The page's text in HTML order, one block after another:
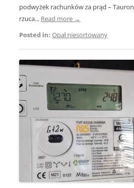
podwyżek rachunków za prąd – Tauron
rzuca... Read more →
Posted in: Opał niesortowany